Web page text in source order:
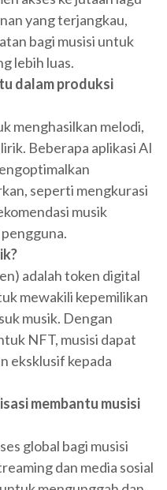
yang terjangkau,
bagi musisi untuk
lebih luas.
dalam produksi
menghasilkan melodi,
Beberapa aplikasi AI
seperti mengkurasi
musik
adalah token digital
mewakili kepemilikan
musik. Dengan
NFT, musisi dapat
eksklusif kepada
membantu musisi
global bagi musisi
dan media sosial